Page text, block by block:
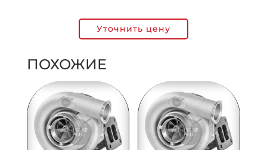
Уточнить цену
ПОХОЖИЕ